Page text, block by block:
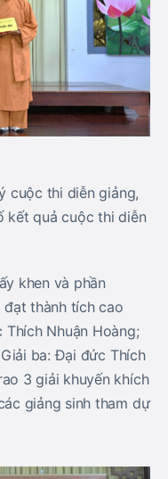
cuộc thi diễn giảng,
kết quả cuộc thi diễn
khen và phần
thành tích cao
Nhuận Hoàng;
ba: Đại đức Thích
3 giải khuyến khích
giảng sinh tham dự